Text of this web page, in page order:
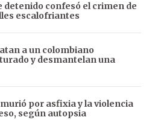
detenido confesó el crimen de
escalofriantes
a un colombiano
y desmantelan una
por asfixia y la violencia
según autopsia